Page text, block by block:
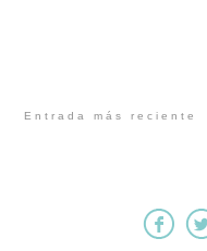
Entrada más reciente